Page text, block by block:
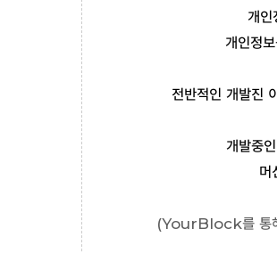
개인
개인정
전반적인 개발진
개발중인
머
(YourBlock를 통해